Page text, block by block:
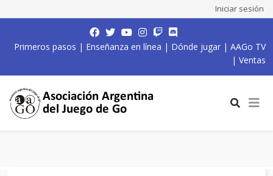
Iniciar sesión
Primeros pasos | Enseñanza en línea | Dónde jugar | AAGo TV
| Ventas